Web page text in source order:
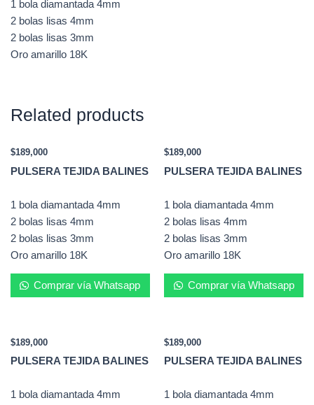
1 bola diamantada 4mm
2 bolas lisas 4mm
2 bolas lisas 3mm
Oro amarillo 18K
Related products
$189,000
PULSERA TEJIDA BALINES
1 bola diamantada 4mm
2 bolas lisas 4mm
2 bolas lisas 3mm
Oro amarillo 18K
Comprar vía Whatsapp
$189,000
PULSERA TEJIDA BALINES
1 bola diamantada 4mm
2 bolas lisas 4mm
2 bolas lisas 3mm
Oro amarillo 18K
Comprar vía Whatsapp
$189,000
PULSERA TEJIDA BALINES
1 bola diamantada 4mm
$189,000
PULSERA TEJIDA BALINES
1 bola diamantada 4mm